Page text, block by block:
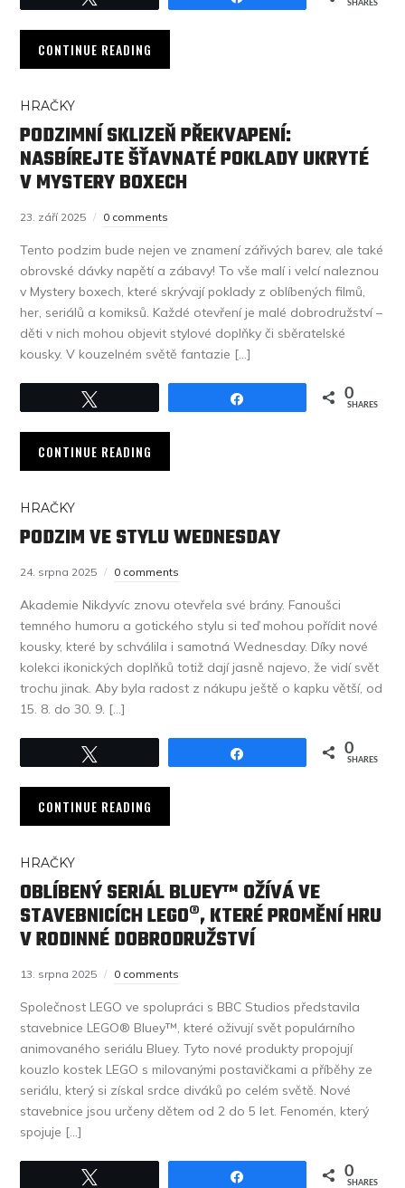
SHARES
CONTINUE READING
HRAČKY
PODZIMNÍ SKLIZEŇ PŘEKVAPENÍ:
NASBÍREJTE ŠŤAVNATÉ POKLADY UKRYTÉ
V MYSTERY BOXECH
23. září 2025 0 comments
Tento podzim bude nejen ve znamení zářivých barev, ale také
obrovské dávky napětí a zábavy! To vše malí i velcí naleznou
v Mystery boxech, které skrývají poklady z oblíbených filmů,
her, seriálů a komiksů. Každé otevření je malé dobrodružství –
děti v nich mohou objevit stylové doplňky či sběratelské
kousky. V kouzelném světě fantazie […]
0
SHARES
CONTINUE READING
HRAČKY
PODZIM VE STYLU WEDNESDAY
24. srpna 2025 0 comments
Akademie Nikdyvíc znovu otevřela své brány. Fanoušci
temného humoru a gotického stylu si teď mohou pořídit nové
kousky, které by schválila i samotná Wednesday. Díky nové
kolekci ikonických doplňků totiž dají jasně najevo, že vidí svět
trochu jinak. Aby byla radost z nákupu ještě o kapku větší, od
15. 8. do 30. 9. […]
0
SHARES
CONTINUE READING
HRAČKY
OBLÍBENÝ SERIÁL BLUEY™ OŽÍVÁ VE
STAVEBNICÍCH LEGO®, KTERÉ PROMĚNÍ HRU
V RODINNÉ DOBRODRUŽSTVÍ
13. srpna 2025 0 comments
Společnost LEGO ve spolupráci s BBC Studios představila
stavebnice LEGO® Bluey™, které oživují svět populárního
animovaného seriálu Bluey. Tyto nové produkty propojují
kouzlo kostek LEGO s milovanými postavičkami a příběhy ze
seriálu, který si získal srdce diváků po celém světě. Nové
stavebnice jsou určeny dětem od 2 do 5 let. Fenomén, který
spojuje […]
0
SHARES